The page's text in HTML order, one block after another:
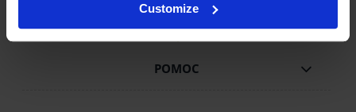
Customize
POMOC